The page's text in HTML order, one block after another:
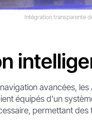
Intégration transparente
avancées,
équipés d'un
permettant